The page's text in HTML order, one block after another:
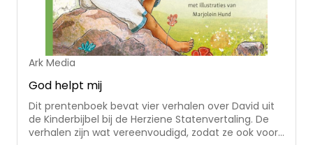
Ark Media
God helpt mij
Dit prentenboek bevat vier verhalen over David uit
de Kinderbijbel bij de Herziene Statenvertaling. De
verhalen zijn wat vereenvoudigd, zodat ze ook voor